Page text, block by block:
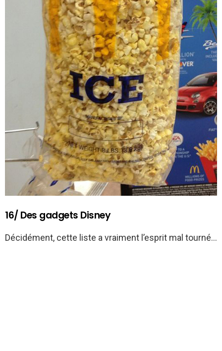
16/ Des gadgets Disney
Décidément, cette liste a vraiment l’esprit mal tourné…